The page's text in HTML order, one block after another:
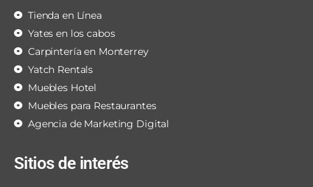
Tienda en Línea
Yates en los cabos
Carpintería en Monterrey
Yatch Rentals
Muebles Hotel
Muebles para Restaurantes
Agencia de Marketing Digital
Sitios de interés